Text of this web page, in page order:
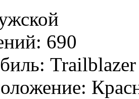
690